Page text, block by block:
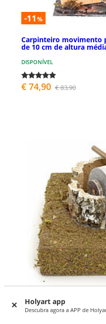
Holyart app
Descubra agora a APP de
-11 %
Carpinteiro movimento
de 10 cm de altura
DISPONÍVEL
€ 74,90 € 83,90